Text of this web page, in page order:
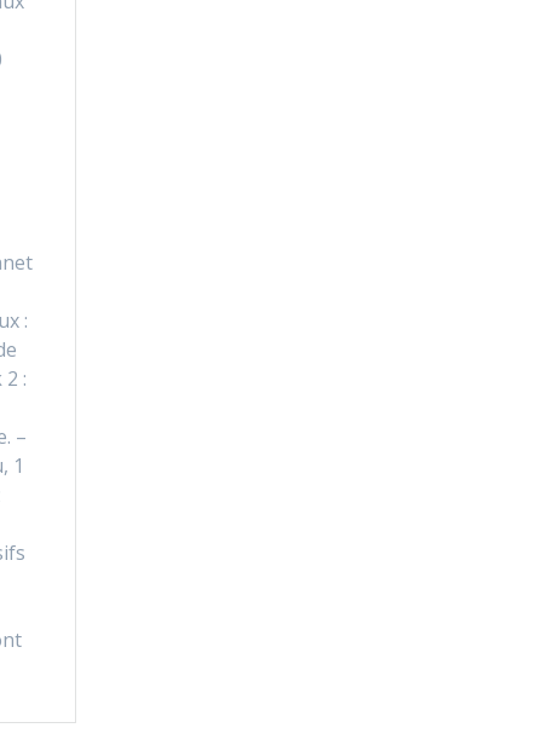
:
:
–
1